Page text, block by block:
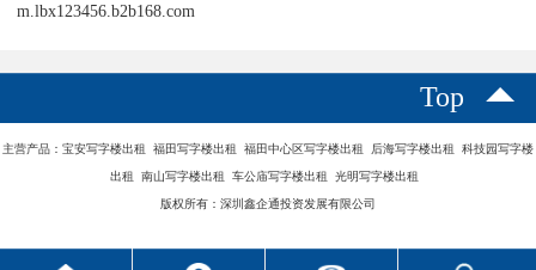
m.lbx123456.b2b168.com
Top
主营产品：宝安写字楼出租 福田写字楼出租 福田中心区写字楼出租 后海写字楼出租 科技园写字楼
出租 南山写字楼出租 车公庙写字楼出租 光明写字楼出租
版权所有：深圳鑫企通投资发展有限公司